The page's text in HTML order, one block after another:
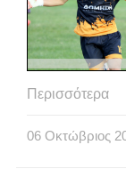
Περισσότερα
06 Οκτώβριος